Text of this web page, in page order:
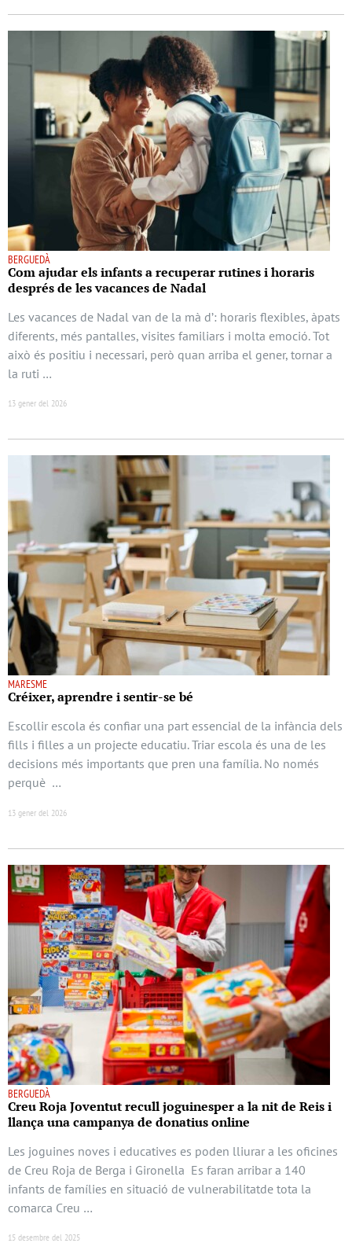
BERGUEDÀ
Com ajudar els infants a recuperar rutines i horaris
després de les vacances de Nadal
Les vacances de Nadal van de la mà d’: horaris flexibles, àpats
diferents, més pantalles, visites familiars i molta emoció. Tot
això és positiu i necessari, però quan arriba el gener, tornar a
la ruti …
13 gener del 2026
MARESME
Créixer, aprendre i sentir-se bé
Escollir escola és confiar una part essencial de la infància dels
fills i filles a un projecte educatiu. Triar escola és una de les
decisions més importants que pren una família. No només
perquè …
13 gener del 2026
BERGUEDÀ
Creu Roja Joventut recull joguinesper a la nit de Reis i
llança una campanya de donatius online
Les joguines noves i educatives es poden lliurar a les oficines
de Creu Roja de Berga i Gironella Es faran arribar a 140
infants de famílies en situació de vulnerabilitatde tota la
comarca Creu …
15 desembre del 2025